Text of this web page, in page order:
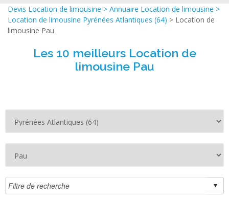
Devis Location de limousine > Annuaire Location de limousine >
Location de limousine Pyrénées Atlantiques (64) > Location de
limousine Pau
Les 10 meilleurs Location de
limousine Pau